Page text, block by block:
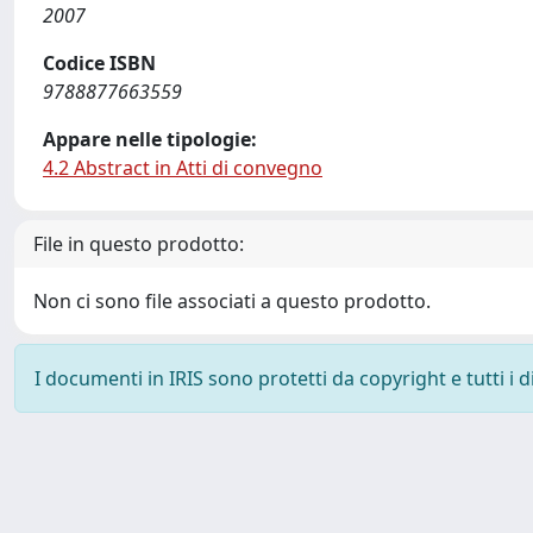
2007
Codice ISBN
9788877663559
Appare nelle tipologie:
4.2 Abstract in Atti di convegno
File in questo prodotto:
Non ci sono file associati a questo prodotto.
I documenti in IRIS sono protetti da copyright e tutti i